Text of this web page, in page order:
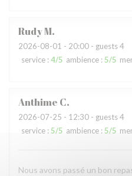
RudyM
2026-08-01 - 20:00 - guests 4
service : 4/5 ambience : 5/5
Anthime C
2026-07-25 - 12:30 - guests 4
service : 5/5 ambience : 5/5
Nous avons passé un bon